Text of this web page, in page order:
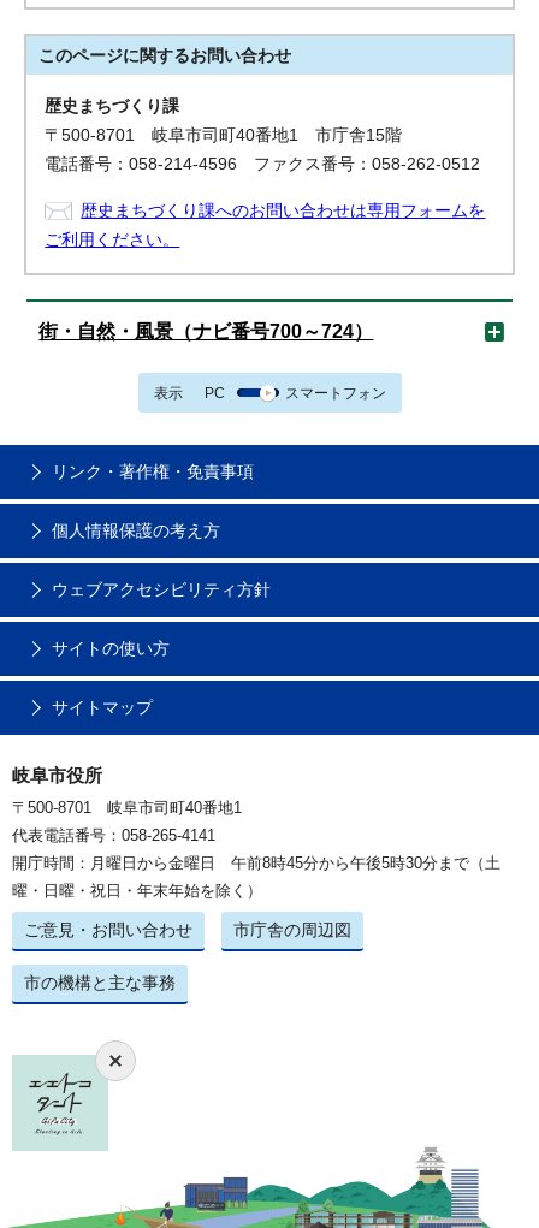
このページに関するお問い合わせ
歴史まちづくり課
〒500-8701 岐阜市司町40番地1 市庁舎15階
電話番号：058-214-4596 ファクス番号：058-262-0512
歴史まちづくり課へのお問い合わせは専用フォームを
ご利用ください。
街・自然・風景（ナビ番号700～724）
表示 PC スマートフォン
リンク・著作権・免責事項
個人情報保護の考え方
ウェブアクセシビリティ方針
サイトの使い方
サイトマップ
岐阜市役所
〒500-8701 岐阜市司町40番地1
代表電話番号：058-265-4141
開庁時間：月曜日から金曜日 午前8時45分から午後5時30分まで（土
曜・日曜・祝日・年末年始を除く）
ご意見・お問い合わせ 市庁舎の周辺図
市の機構と主な事務